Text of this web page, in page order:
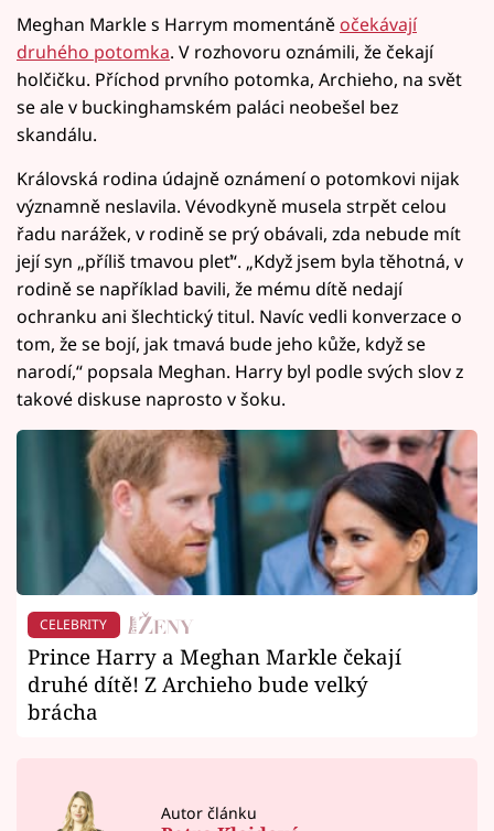
Meghan Markle s Harrym momentáně očekávají
druhého potomka. V rozhovoru oznámili, že čekají
holčičku. Příchod prvního potomka, Archieho, na svět
se ale v buckinghamském paláci neobešel bez
skandálu.
Královská rodina údajně oznámení o potomkovi nijak
významně neslavila. Vévodkyně musela strpět celou
řadu narážek, v rodině se prý obávali, zda nebude mít
její syn „příliš tmavou pleť“. „Když jsem byla těhotná, v
rodině se například bavili, že mému dítě nedají
ochranku ani šlechtický titul. Navíc vedli konverzace o
tom, že se bojí, jak tmavá bude jeho kůže, když se
narodí,“ popsala Meghan. Harry byl podle svých slov z
takové diskuse naprosto v šoku.
CELEBRITY
Prince Harry a Meghan Markle čekají
druhé dítě! Z Archieho bude velký
brácha
Autor článku